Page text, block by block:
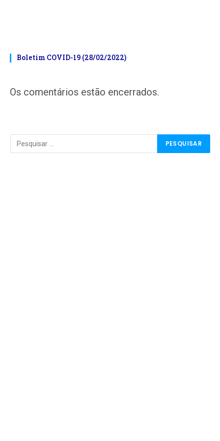
Boletim COVID-19 (28/02/2022)
Os comentários estão encerrados.